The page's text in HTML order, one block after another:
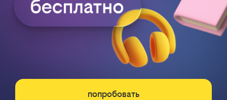
попробовать